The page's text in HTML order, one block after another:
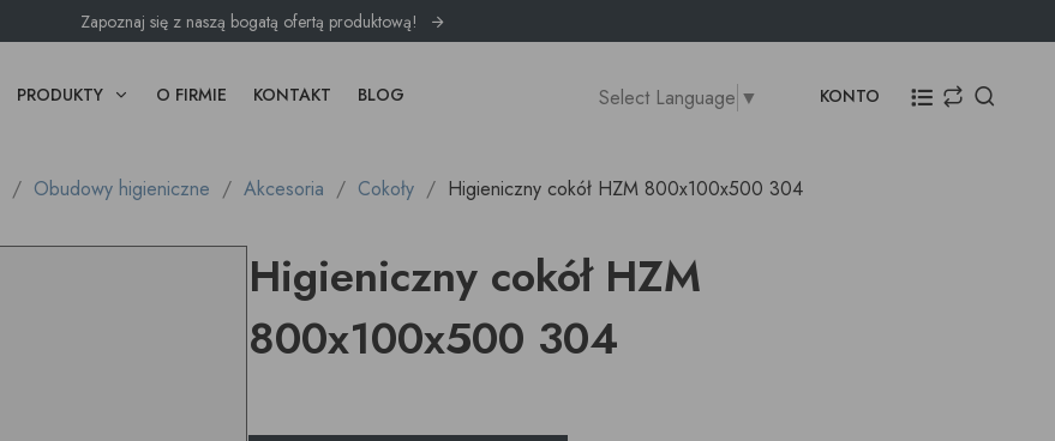
Zapoznaj się z naszą bogatą ofertą produktową!
PRODUKTY O FIRMIE KONTAKT BLOG Select Language ▼ KONTO
Obudowy higieniczne Akcesoria Cokoły Higieniczny cokół HZM 800x100x500 304
Higieniczny cokół HZM
800x100x500 304